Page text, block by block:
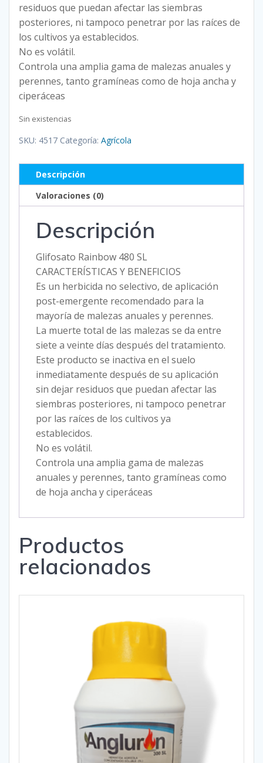
residuos que puedan afectar las siembras
posteriores, ni tampoco penetrar por las raíces de
los cultivos ya establecidos.
No es volátil.
Controla una amplia gama de malezas anuales y
perennes, tanto gramíneas como de hoja ancha y
ciperáceas
Sin existencias
SKU: 4517 Categoría: Agrícola
Descripción
Valoraciones (0)
Descripción
Glifosato Rainbow 480 SL
CARACTERÍSTICAS Y BENEFICIOS
Es un herbicida no selectivo, de aplicación
post-emergente recomendado para la
mayoría de malezas anuales y perennes.
La muerte total de las malezas se da entre
siete a veinte días después del tratamiento.
Este producto se inactiva en el suelo
inmediatamente después de su aplicación
sin dejar residuos que puedan afectar las
siembras posteriores, ni tampoco penetrar
por las raíces de los cultivos ya
establecidos.
No es volátil.
Controla una amplia gama de malezas
anuales y perennes, tanto gramíneas como
de hoja ancha y ciperáceas
Productos
relacionados